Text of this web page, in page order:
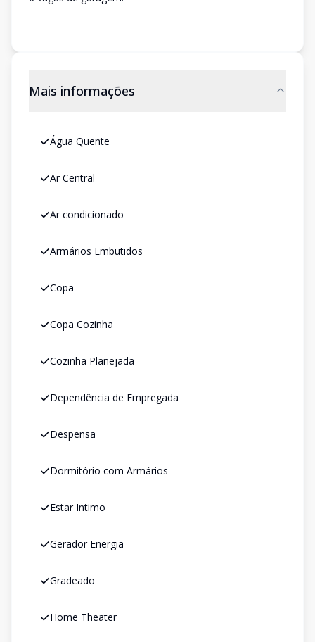
Mais informações
Água Quente
Ar Central
Ar condicionado
Armários Embutidos
Copa
Copa Cozinha
Cozinha Planejada
Dependência de Empregada
Despensa
Dormitório com Armários
Estar Intimo
Gerador Energia
Gradeado
Home Theater